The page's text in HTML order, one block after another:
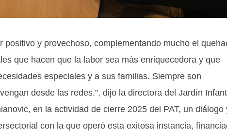
positivo y provechoso, complementando mucho el
que hacen que la labor sea más enriquecedora y que
especiales y a sus familias. Siempre son
desde las redes.”, dijo la directora del Jardín
en la actividad de cierre 2025 del PAT, un diálogo
con la que operó esta exitosa instancia,